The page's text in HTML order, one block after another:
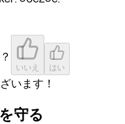
いいえ はい
います！
守る